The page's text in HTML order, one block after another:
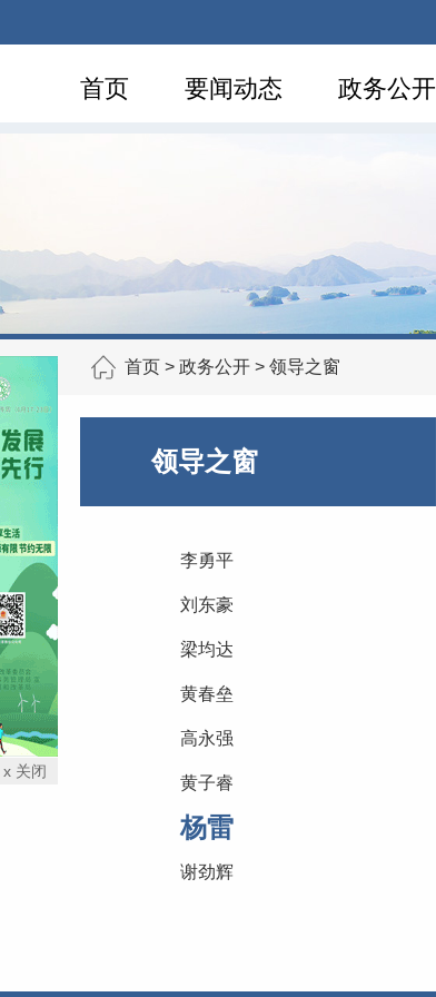
首页 要闻动态 政务公开
首页 > 政务公开 > 领导之窗
领导之窗
李勇平
刘东豪
梁均达
黄春垒
高永强
黄子睿
杨雷
谢劲辉
x 关闭